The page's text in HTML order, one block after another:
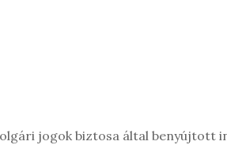
jogok biztosa által benyújtott